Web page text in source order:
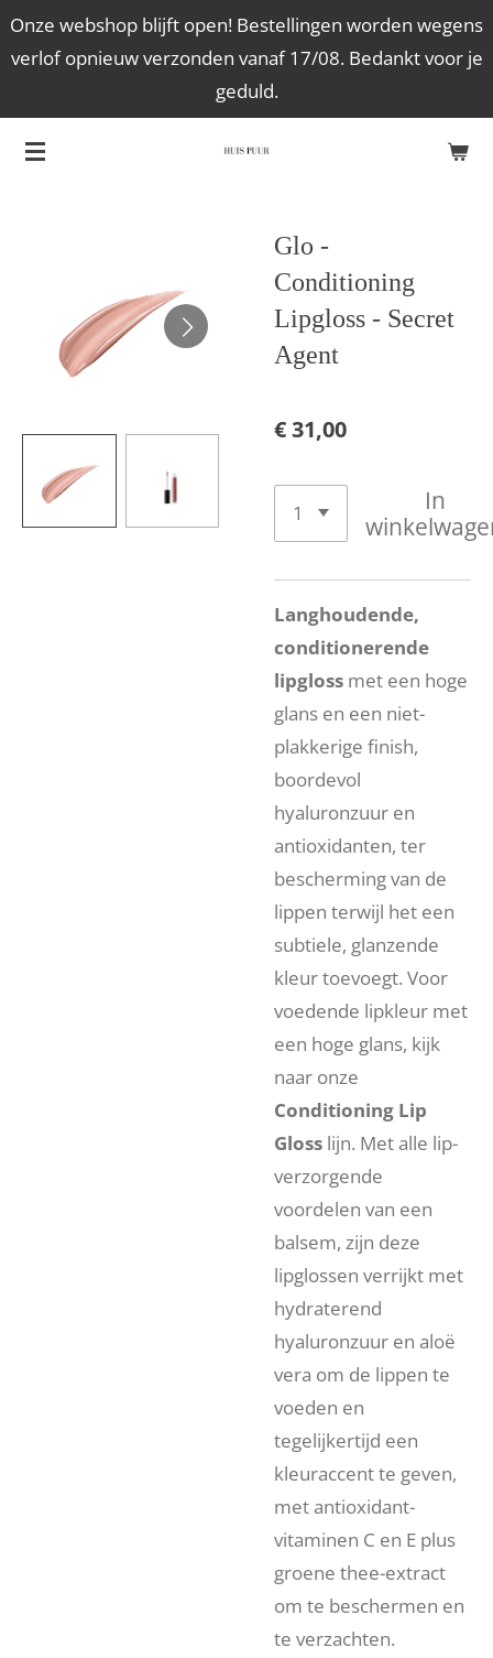
Ga
direct
de
hoofdinhoud
Onze webshop blijft open! Bestellingen worden wegens
verlof opnieuw verzonden vanaf 17/08. Bedankt voor je
geduld.
Glo -
Conditioning
Lipgloss - Secret
Agent
€ 31,00
In
Langhoudende,
conditionerende
lipgloss met een hoge
glans en een niet-
plakkerige finish,
boordevol
hyaluronzuur en
antioxidanten, ter
bescherming van de
lippen terwijl het een
subtiele, glanzende
kleur toevoegt. Voor
voedende lipkleur met
een hoge glans, kijk
naar onze
Conditioning Lip
Gloss lijn. Met alle lip-
verzorgende
voordelen van een
balsem, zijn deze
lipglossen verrijkt met
hydraterend
hyaluronzuur en aloë
vera om de lippen te
voeden en
tegelijkertijd een
kleuraccent te geven,
met antioxidant-
vitaminen C en E plus
groene thee-extract
om te beschermen en
te verzachten.